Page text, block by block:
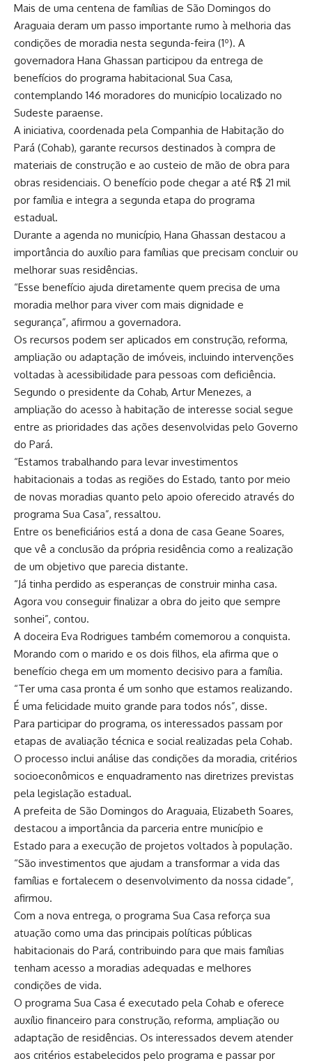
Mais de uma centena de famílias de São Domingos do
Araguaia deram um passo importante rumo à melhoria das
condições de moradia nesta segunda-feira (1º). A
governadora Hana Ghassan participou da entrega de
benefícios do programa habitacional Sua Casa,
contemplando 146 moradores do município localizado no
Sudeste paraense.
A iniciativa, coordenada pela Companhia de Habitação do
Pará (Cohab), garante recursos destinados à compra de
materiais de construção e ao custeio de mão de obra para
obras residenciais. O benefício pode chegar a até R$ 21 mil
por família e integra a segunda etapa do programa
estadual.
Durante a agenda no município, Hana Ghassan destacou a
importância do auxílio para famílias que precisam concluir ou
melhorar suas residências.
“Esse benefício ajuda diretamente quem precisa de uma
moradia melhor para viver com mais dignidade e
segurança”, afirmou a governadora.
Os recursos podem ser aplicados em construção, reforma,
ampliação ou adaptação de imóveis, incluindo intervenções
voltadas à acessibilidade para pessoas com deficiência.
Segundo o presidente da Cohab, Artur Menezes, a
ampliação do acesso à habitação de interesse social segue
entre as prioridades das ações desenvolvidas pelo Governo
do Pará.
“Estamos trabalhando para levar investimentos
habitacionais a todas as regiões do Estado, tanto por meio
de novas moradias quanto pelo apoio oferecido através do
programa Sua Casa”, ressaltou.
Entre os beneficiários está a dona de casa Geane Soares,
que vê a conclusão da própria residência como a realização
de um objetivo que parecia distante.
“Já tinha perdido as esperanças de construir minha casa.
Agora vou conseguir finalizar a obra do jeito que sempre
sonhei”, contou.
A doceira Eva Rodrigues também comemorou a conquista.
Morando com o marido e os dois filhos, ela afirma que o
benefício chega em um momento decisivo para a família.
“Ter uma casa pronta é um sonho que estamos realizando.
É uma felicidade muito grande para todos nós”, disse.
Para participar do programa, os interessados passam por
etapas de avaliação técnica e social realizadas pela Cohab.
O processo inclui análise das condições da moradia, critérios
socioeconômicos e enquadramento nas diretrizes previstas
pela legislação estadual.
A prefeita de São Domingos do Araguaia, Elizabeth Soares,
destacou a importância da parceria entre município e
Estado para a execução de projetos voltados à população.
“São investimentos que ajudam a transformar a vida das
famílias e fortalecem o desenvolvimento da nossa cidade”,
afirmou.
Com a nova entrega, o programa Sua Casa reforça sua
atuação como uma das principais políticas públicas
habitacionais do Pará, contribuindo para que mais famílias
tenham acesso a moradias adequadas e melhores
condições de vida.
O programa Sua Casa é executado pela Cohab e oferece
auxílio financeiro para construção, reforma, ampliação ou
adaptação de residências. Os interessados devem atender
aos critérios estabelecidos pelo programa e passar por